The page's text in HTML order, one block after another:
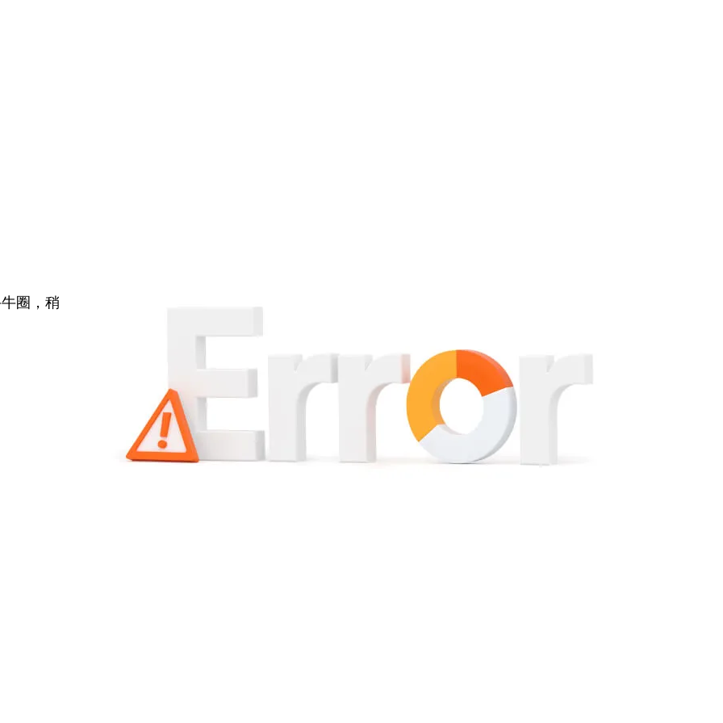
圈，稍